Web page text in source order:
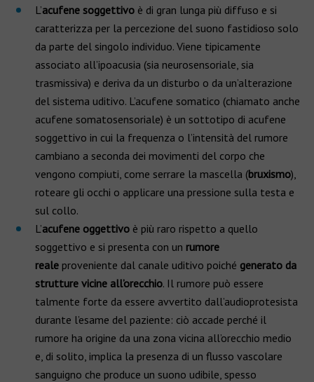
L’acufene soggettivo è di gran lunga più diffuso e si
caratterizza per la percezione del suono fastidioso solo
da parte del singolo individuo. Viene tipicamente
associato all’ipoacusia (sia neurosensoriale, sia
trasmissiva) e deriva da un disturbo o da un’alterazione
del sistema uditivo. L’acufene somatico (chiamato anche
acufene somatosensoriale) è un sottotipo di acufene
soggettivo in cui la frequenza o l’intensità del rumore
cambiano a seconda dei movimenti del corpo che
vengono compiuti, come serrare la mascella (bruxismo),
roteare gli occhi o applicare una pressione sulla testa e
sul collo.
L’acufene oggettivo è più raro rispetto a quello
soggettivo e si presenta con un rumore
reale proveniente dal canale uditivo poiché generato da
strutture vicine all’orecchio. Il rumore può essere
talmente forte da essere avvertito dall’audioprotesista
durante l’esame del paziente: ciò accade perché il
rumore ha origine da una zona vicina all’orecchio medio
e, di solito, implica la presenza di un flusso vascolare
sanguigno che produce un suono udibile, spesso